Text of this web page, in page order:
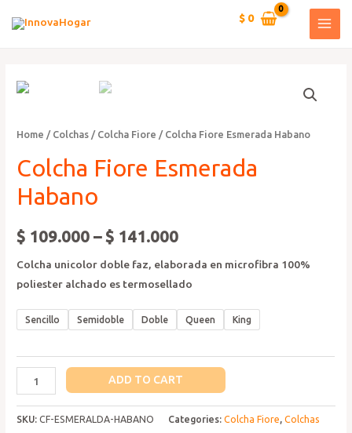
$ 0
Home / Colchas / Colcha Fiore / Colcha Fiore Esmerada Habano
Colcha Fiore Esmerada
Habano
$ 109.000 –$ 141.000
Colcha unicolor doble faz, elaborada en microfibra 100%
poliester alchado es termosellado
Sencillo Semidoble Doble Queen King
Colcha
Fiore
Esmerada
ADD TO CART
SKU:CF-ESMERALDA-HABANO Categories:Colcha Fiore,Colchas